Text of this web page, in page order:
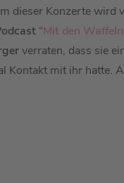
dieser Konzerte wird
“Mit den
verraten, dass sie
Kontakt mit ihr hatte.